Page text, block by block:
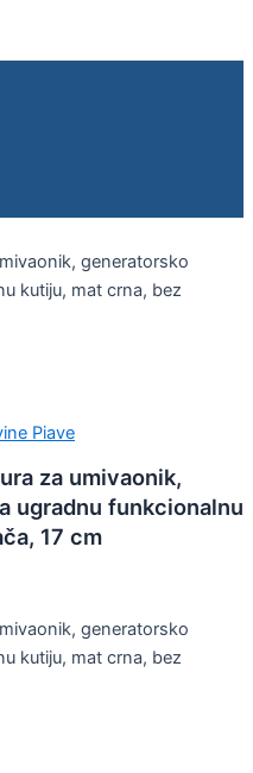
generatorsko
kutiju, mat crna, bez
Piave
za umivaonik,
ugradnu funkcionalnu
17 cm
generatorsko
kutiju, mat crna, bez